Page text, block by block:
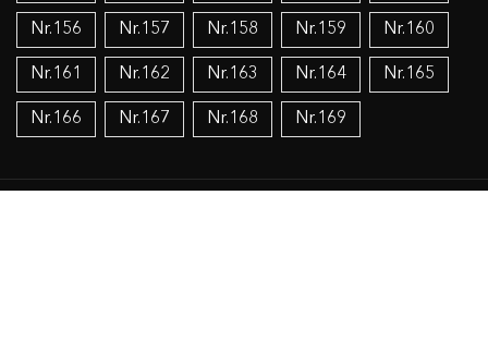
Nr.156 Nr.157 Nr.158 Nr.159 Nr.160
Nr.161 Nr.162 Nr.163 Nr.164 Nr.165
Nr.166 Nr.167 Nr.168 Nr.169